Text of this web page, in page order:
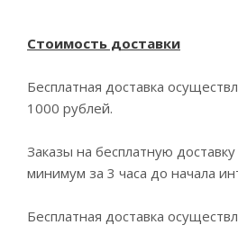
Стоимость доставки
Бесплатная доставка
1000 рублей.
Заказы на бесплатную
минимум за 3 часа до начала
Бесплатная доставка